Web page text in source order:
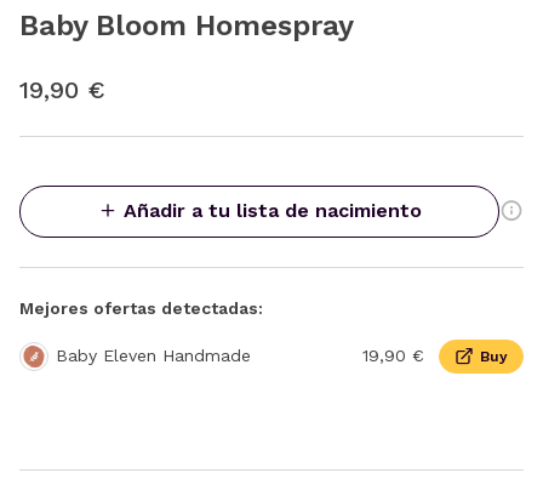
Baby Bloom Homespray
19,90 €
Añadir a tu lista de nacimiento
Mejores ofertas detectadas:
Baby Eleven Handmade 19,90 € Buy